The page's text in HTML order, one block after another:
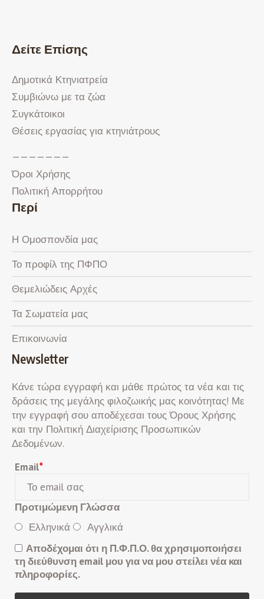
Δείτε Επίσης
Δημοτικά Κτηνιατρεία
Συμβιώνω με τα ζώα
Συγκάτοικοι
Θέσεις εργασίας για κτηνιάτρους
———————
Όροι Χρήσης
Πολιτική Απορρήτου
Περί
Η Ομοσπονδία μας
Το προφίλ της ΠΦΠΟ
Θεμελιώδεις Αρχές
Τα Σωματεία μας
Επικοινωνία
Newsletter
Κάνε τώρα εγγραφή και μάθε πρώτος τα νέα και τις
δράσεις της μεγάλης φιλοζωικής μας κοινότητας! Με
την εγγραφή σου αποδέχεσαι τους Όρους Χρήσης
και την Πολιτική Διαχείρισης Προσωπικών
Δεδομένων.
Email*
Προτιμώμενη Γλώσσα
Ελληνικά
Αγγλικά
Αποδέχομαι ότι η Π.Φ.Π.Ο. θα χρησιμοποιήσει
τη διεύθυνση email μου για να μου στείλει νέα και
πληροφορίες.